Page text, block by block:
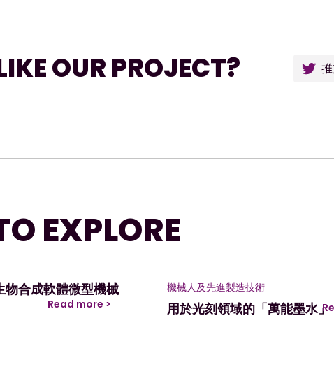
OUR PROJECT?
EXPLORE
合成軟體微型機械
Read more >
機械人及先進製造技術
用於光刻領域的「萬能墨水」